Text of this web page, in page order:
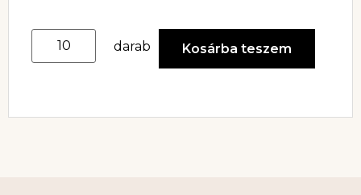
darab Kosárba teszem